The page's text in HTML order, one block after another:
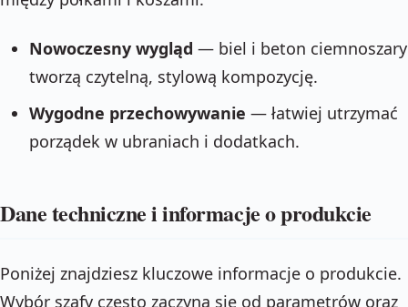
Nowoczesny wygląd — biel i beton ciemnoszary
tworzą czytelną, stylową kompozycję.
Wygodne przechowywanie — łatwiej utrzymać
porządek w ubraniach i dodatkach.
Dane techniczne i informacje o produkcie
Poniżej znajdziesz kluczowe informacje o produkcie.
Wybór szafy często zaczyna się od parametrów oraz